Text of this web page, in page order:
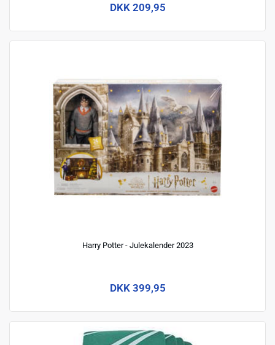
DKK 209,95
Harry Potter - Julekalender 2023
DKK 399,95